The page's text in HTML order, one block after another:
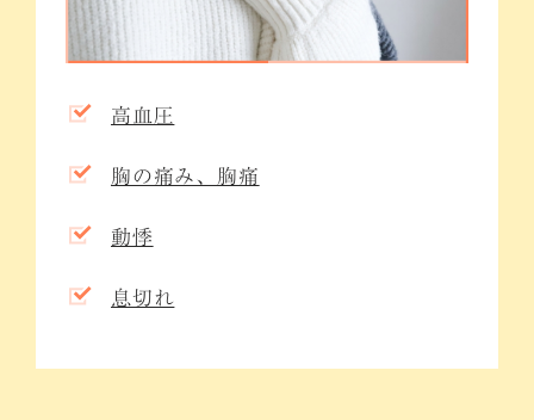
高血圧
胸の痛み、胸痛
動悸
息切れ